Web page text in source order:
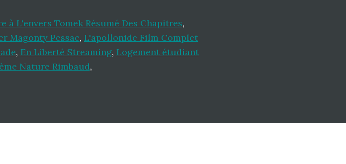
à L'envers Tomek Résumé Des Chapitres,
Magonty Pessac, L'apollonide Film Complet
, En Liberté Streaming, Logement étudiant
Nature Rimbaud,